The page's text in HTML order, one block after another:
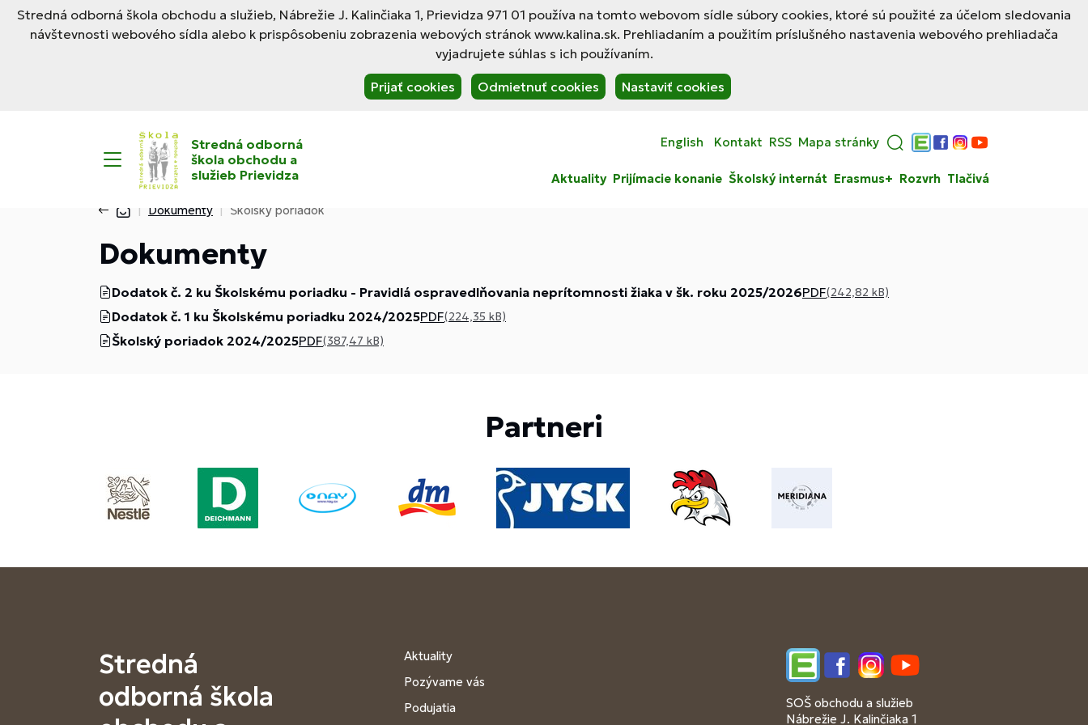
Stredná odborná škola obchodu a služieb, Nábrežie J. Kalinčiaka 1, Prievidza 971 01 používa na tomto webovom sídle súbory cookies, ktoré sú použité za účelom sledovania
návštevnosti webového sídla alebo k prispôsobeniu zobrazenia webových stránok www.kalina.sk. Prehliadaním a použitím príslušného nastavenia webového prehliadača
vyjadrujete súhlas s ich používaním.
Prijať cookies Odmietnuť cookies Nastaviť cookies
Stredná odborná
škola obchodu a
služieb Prievidza
English Kontakt RSS Mapa stránky
Edupage
Facebook
Instagram
YouTube
Aktuality Prijímacie konanie Školský internát Erasmus+ Rozvrh Tlačivá
Dokumenty Školský poriadok
Dokumenty
Dodatok č. 2 ku Školskému poriadku - Pravidlá ospravedlňovania neprítomnosti žiaka v šk. roku 2025/2026PDF(242,82 kB)
Dodatok č. 1 ku Školskému poriadku 2024/2025PDF(224,35 kB)
Školský poriadok 2024/2025PDF(387,47 kB)
Partneri
Stredná
odborná škola
Aktuality
Pozývame vás
Podujatia
EdupageFacebookInstagramYouTube
SOŠ obchodu a služieb
Nábrežie J. Kalinčiaka 1